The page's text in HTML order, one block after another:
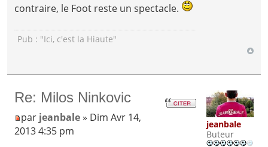
contraire, le Foot reste un spectacle.
Pub : "Ici, c'est la Hiaute"
Re: Milos Ninkovic
par jeanbale» Dim Avr 14,
2013 4:35 pm
jeanbale
Buteur